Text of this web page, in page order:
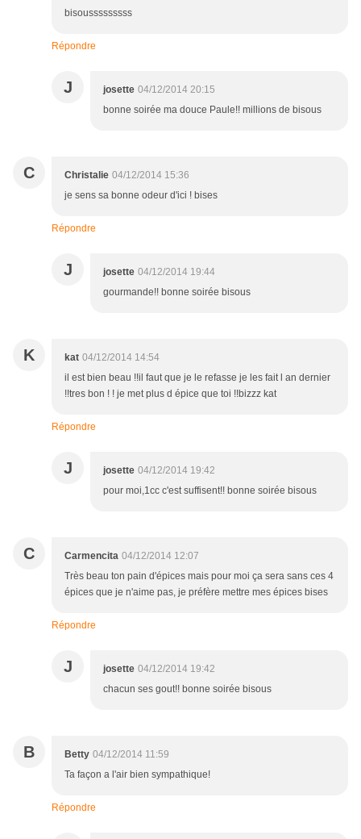
bisousssssssss
Répondre
J josette 04/12/2014 20:15
bonne soirée ma douce Paule!! millions de bisous
C Christalie 04/12/2014 15:36
je sens sa bonne odeur d'ici ! bises
Répondre
J josette 04/12/2014 19:44
gourmande!! bonne soirée bisous
K kat 04/12/2014 14:54
il est bien beau !!il faut que je le refasse je les fait l an dernier
!!tres bon ! ! je met plus d épice que toi !!bizzz kat
Répondre
J josette 04/12/2014 19:42
pour moi,1cc c'est suffisent!! bonne soirée bisous
C Carmencita 04/12/2014 12:07
Très beau ton pain d'épices mais pour moi ça sera sans ces 4
épices que je n'aime pas, je préfère mettre mes épices bises
Répondre
J josette 04/12/2014 19:42
chacun ses gout!! bonne soirée bisous
B Betty 04/12/2014 11:59
Ta façon a l'air bien sympathique!
Répondre